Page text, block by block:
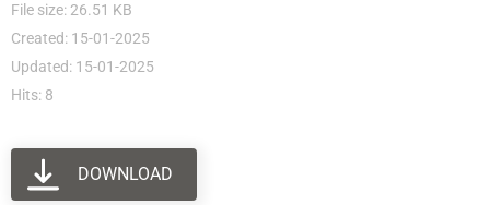
File size: 26.51 KB
Created: 15-01-2025
Updated: 15-01-2025
Hits: 8
DOWNLOAD